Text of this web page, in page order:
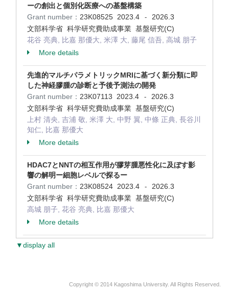
ーの創出と個別化医療への基盤構築
Grant number： 23K08525 2023.4 -
2026.3
文部科学省 科学研究費助成事業 基盤研究(C)
花谷 亮典, 比嘉 那優大, 米澤 大, 藤尾 信吾, 高城 朋子
More details
先進的マルチパラメトリックMRIに基づく新分類に即
した神経膠腫の診断と予後予測法の開発
Grant number： 23K07113 2023.4 -
2026.3
文部科学省 科学研究費助成事業 基盤研究(C)
上村 清央, 吉浦 敬, 米澤 大, 中野 翼, 中條 正典, 長谷川
知仁, 比嘉 那優大
More details
HDAC7とNNTの相互作用が膠芽腫悪性化に及ぼす影
響の解明ー細胞レベルで探るー
Grant number： 23K08524 2023.4 -
2026.3
文部科学省 科学研究費助成事業 基盤研究(C)
高城 朋子, 花谷 亮典, 比嘉 那優大
More details
▼display all
Copyright © 2014 Kagoshima University. All Rights Reserved.